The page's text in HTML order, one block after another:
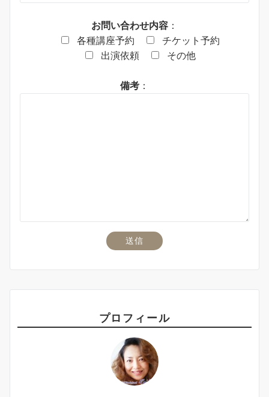
お問い合わせ内容 ：
各種講座予約
チケット予約
出演依頼
その他
備考 ：
プロフィール